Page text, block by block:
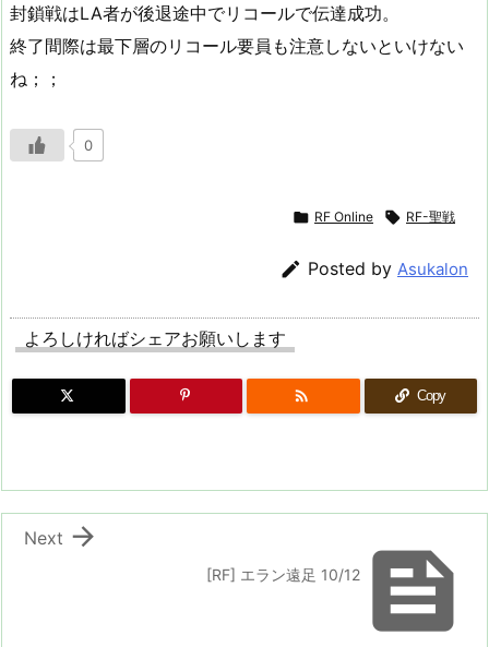
封鎖戦はLA者が後退途中でリコールで伝達成功。
終了間際は最下層のリコール要員も注意しないといけない
ね；；
0
 RF Online  RF-聖戦
 Posted by Asukalon
よろしければシェアお願いします
 Copy

[RF] エラン遠足 10/12

Next